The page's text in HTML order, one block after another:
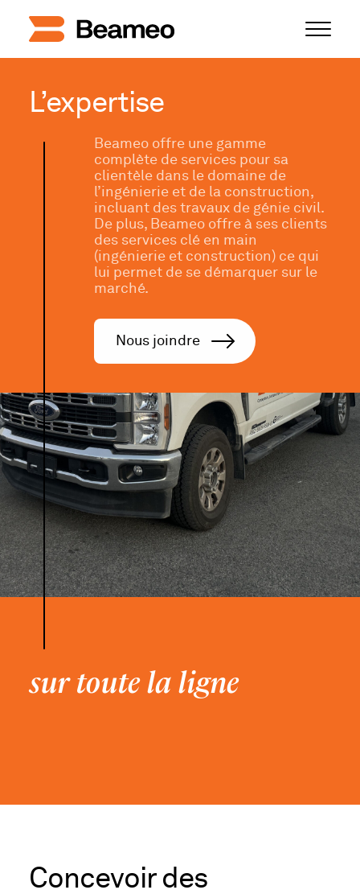
L’expertise
sur toute la ligne
Beameo offre une gamme
complète de services pour sa
clientèle dans le domaine de
l’ingénierie et de la construction,
incluant des travaux de génie civil.
De plus, Beameo offre à ses clients
des services clé en main
(ingénierie et construction) ce qui
lui permet de se démarquer sur le
marché.
Nous joindre
Concevoir des